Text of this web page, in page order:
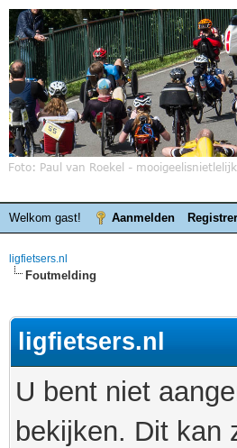
Welkom gast! Aanmelden
ligfietsers.nl
Foutmelding
ligfietsers.nl
U bent niet
bekijken. Dit kan